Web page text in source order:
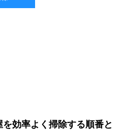
を効率よく掃除する順番と